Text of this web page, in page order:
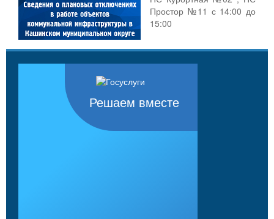
Простор №11 с 14:00 до
15:00
Решаем вместе